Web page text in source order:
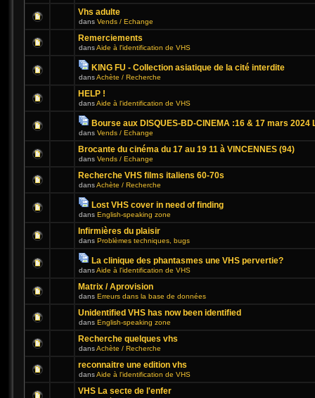
Vhs adulte
dans Vends / Echange
Remerciements
dansAide à l'identification de VHS
KING FU - Collection asiatique de la cité interdite
dansAchète / Recherche
HELP !
dansAide à l'identification de VHS
Bourse aux DISQUES-BD-CINEMA :16 & 17 mars 2024
dans Vends / Echange
Brocante du cinéma du 17 au 19 11 à VINCENNES (94)
dans Vends / Echange
Recherche VHS films italiens 60-70s
dansAchète / Recherche
Lost VHS cover in need of finding
dans English-speaking zone
Infirmières du plaisir
dans Problèmes techniques, bugs
La clinique des phantasmes une VHS pervertie?
dansAide à l'identification de VHS
Matrix / Aprovision
dans Erreurs dans la base de données
Unidentified VHS has now been identified
dans English-speaking zone
Recherche quelques vhs
dansAchète / Recherche
reconnaitre une edition vhs
dansAide à l'identification de VHS
VHS La secte de l'enfer